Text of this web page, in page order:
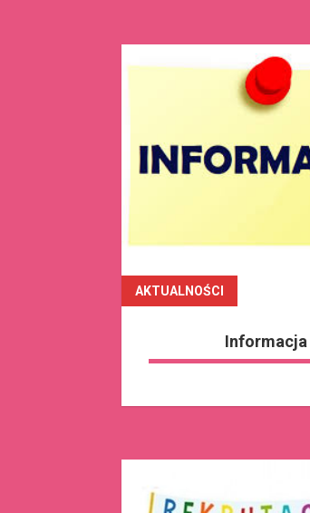
czytaj dalej
Informacja
AKTUALNOŚCI